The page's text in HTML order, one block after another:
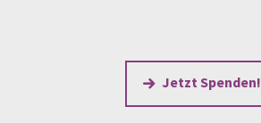
Jetzt Spenden!